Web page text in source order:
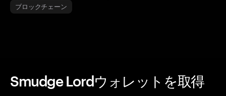
ブロックチェーン
Smudge Lordウォレットを取得